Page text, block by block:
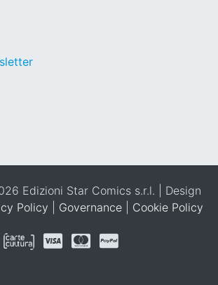
Edizioni Star Comics s.r.l. | Design
Policy Governance Cookie Policy